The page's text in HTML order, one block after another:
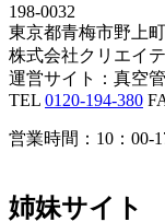
198-0032
東京都青梅市野上
株式会社クリエイ
運営サイト：真空
TEL 0120-194-380
営業時間：10：00-
姉妹サイト